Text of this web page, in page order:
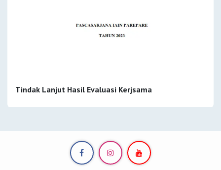
Tindak Lanjut Hasil Evaluasi Kerjsama